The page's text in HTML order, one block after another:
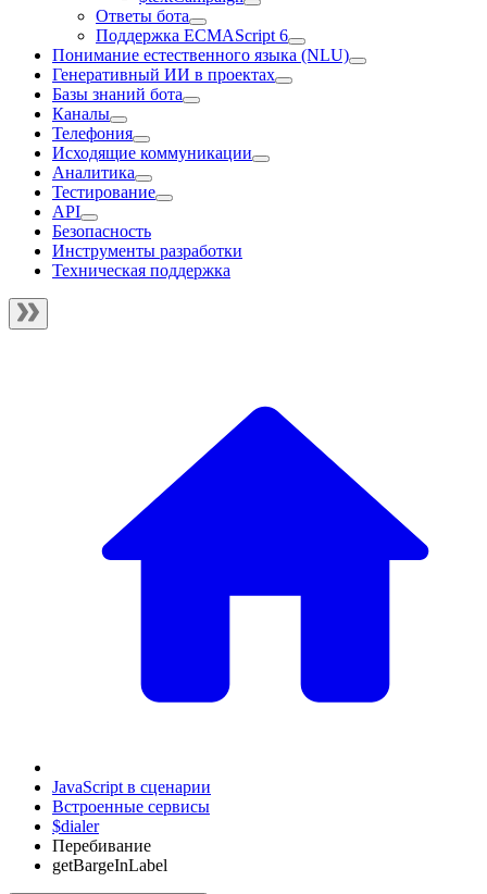
Ответы бота
Поддержка ECMAScript 6
Понимание естественного языка (NLU)
Генеративный ИИ в проектах
Базы знаний бота
Каналы
Телефония
Исходящие коммуникации
Аналитика
Тестирование
API
Безопасность
Инструменты разработки
Техническая поддержка
JavaScript в сценарии
Встроенные сервисы
$dialer
Перебивание
getBargeInLabel